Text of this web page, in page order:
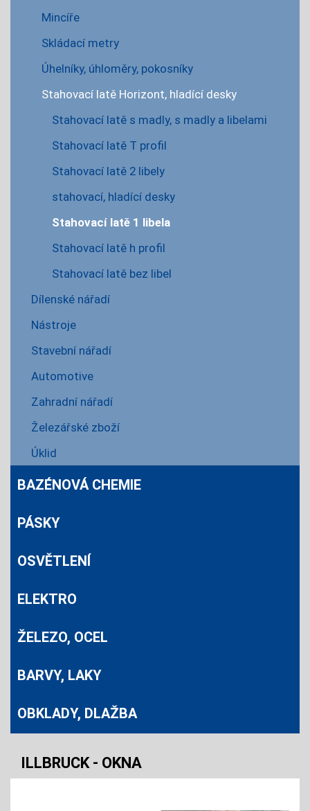
Mincíře
Skládací metry
Úhelníky, úhloměry, pokosníky
Stahovací latě Horizont, hladící desky
Stahovací latě s madly, s madly a libelami
Stahovací latě T profil
Stahovací latě 2 libely
stahovací, hladící desky
Stahovací latě 1 libela
Stahovací latě h profil
Stahovací latě bez libel
Dílenské nářadí
Nástroje
Stavební nářadí
Automotive
Zahradní nářadí
Železářské zboží
Úklid
BAZÉNOVÁ CHEMIE
PÁSKY
OSVĚTLENÍ
ELEKTRO
ŽELEZO, OCEL
BARVY, LAKY
OBKLADY, DLAŽBA
ILLBRUCK - OKNA